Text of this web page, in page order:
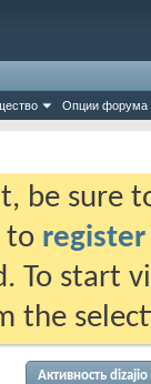
Опции форума
be sure
to register
To start
the
Активность dizajio